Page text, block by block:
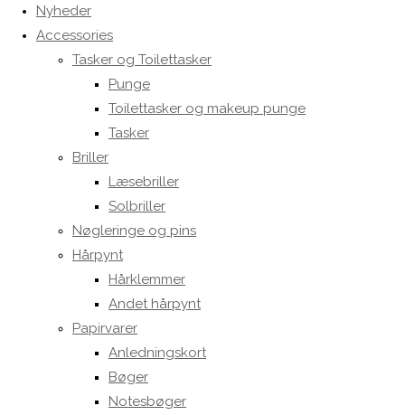
Nyheder
Accessories
Tasker og Toilettasker
Punge
Toilettasker og makeup punge
Tasker
Briller
Læsebriller
Solbriller
Nøgleringe og pins
Hårpynt
Hårklemmer
Andet hårpynt
Papirvarer
Anledningskort
Bøger
Notesbøger